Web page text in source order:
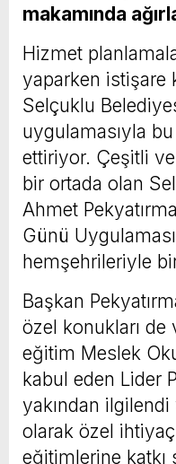
makamında
Hizmet
yaparken istişare
Selçuklu
uygulamasıyla
ettiriyor. Çeşitli
bir ortada olan
Ahmet
Günü Uygulaması
hemşehrileriyle
Başkan
özel konukları de
eğitim Meslek
kabul eden Lider
yakından
olarak özel
eğitimlerine